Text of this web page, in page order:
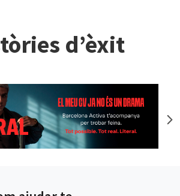
d’èxit